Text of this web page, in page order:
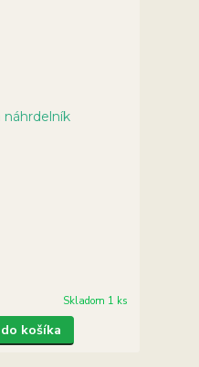
Skladom 1 ks
košíka